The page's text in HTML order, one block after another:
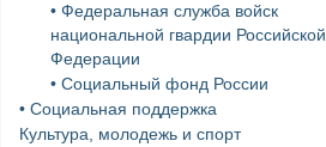
• Федеральная служба войск
национальной гвардии Российской
Федерации
• Социальный фонд России
• Социальная поддержка
Культура, молодежь и спорт